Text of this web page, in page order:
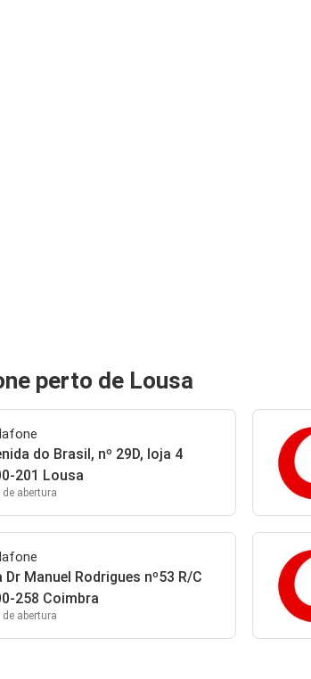
perto de Lousa
do Brasil, nº 29D, loja 4
201 Lousa
de abertura
Dr Manuel Rodrigues nº53 R/C
258 Coimbra
de abertura